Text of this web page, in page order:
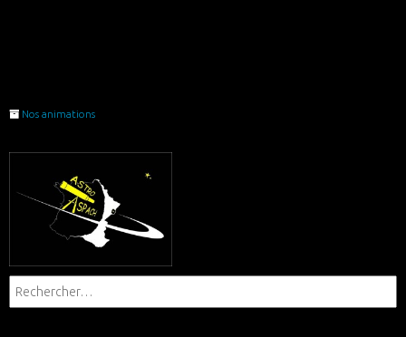
Nos animations